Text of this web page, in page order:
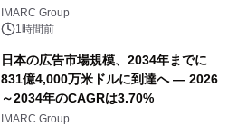
測
IMARC Group
1時間前
日本の広告市場規模、2034年までに
831億4,000万米ドルに到達へ ― 2026
～2034年のCAGRは3.70%
IMARC Group